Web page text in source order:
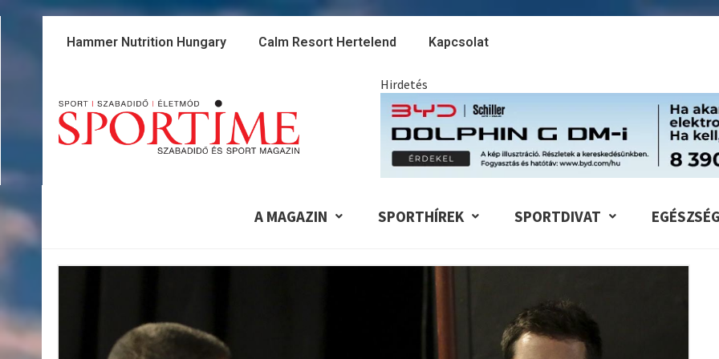
Hammer Nutrition Hungary Calm Resort Hertelend Kapcsolat
Hirdetés
A MAGAZIN SPORTHÍREK SPORTDIVAT EGÉSZSÉG